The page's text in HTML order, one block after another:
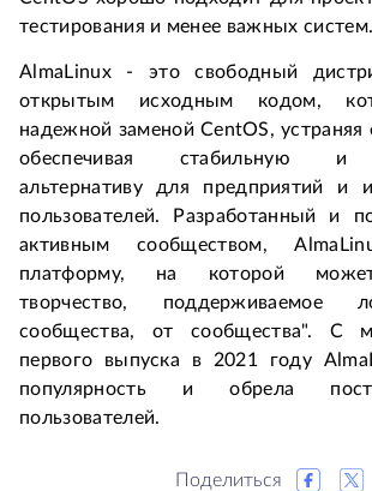
тестирования и менее важных систем.
AlmaLinux - это свободный
открытым исходным кодом,
надежной заменой CentOS, устраняя
обеспечивая стабильную и
альтернативу для предприятий и
пользователей. Разработанный и
активным сообществом,
платформу, на которой может
творчество, поддерживаемое
сообщества, от сообщества". С
первого выпуска в 2021 году
популярность и обрела
пользователей.
Поделиться